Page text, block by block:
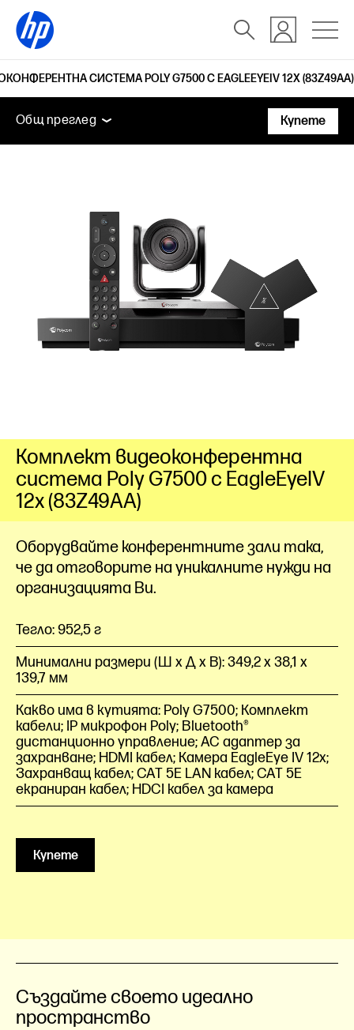
СИСТЕМА POLY G7500 С EAGLEEYEIV 12X (83Z49AA)
Общ преглед Функции
Технически
Общ преглед
Технически спецификации
Купете
Оборудвайте конферентните зали така,
че да отговорите на уникалните нужди на
организацията Ви.
Тегло: 952,5 г
Минимални размери (Ш x Д x В): 349,2 x 38,1 x
139,7 мм
Какво има в кутията: Poly G7500; Комплект
кабели; IP микрофон Poly; Bluetooth®
дистанционно управление; AC адаптер за
захранване; HDMI кабел; Камера EagleEye IV 12x;
Захранващ кабел; CAT 5E LAN кабел; CAT 5E
екраниран кабел; HDCI кабел за камера
Купете
Комплект видеоконферентна
система Poly G7500 с EagleEyeIV
12x (83Z49AA)
Създайте своето идеално
пространство